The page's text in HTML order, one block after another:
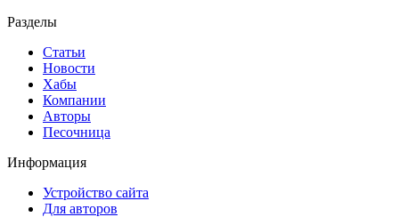
Разделы
Статьи
Новости
Хабы
Компании
Авторы
Песочница
Информация
Устройство сайта
Для авторов